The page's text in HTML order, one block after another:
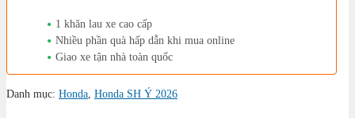
1 khăn lau xe cao cấp
Nhiều phần quà hấp dẫn khi mua online
Giao xe tận nhà toàn quốc
Danh mục: Honda, Honda SH Ý 2026